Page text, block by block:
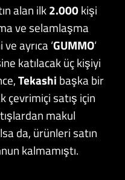
alan ilk2.000kişi
ve selamlaşma
ayrıca ‘GUMMO‘
katılacak üç kişiyi
Tekashi başka bir
satış için
makul
da, ürünleri satın
kalmamıştı.